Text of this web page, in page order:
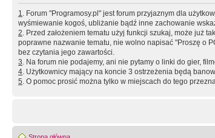
1. Forum "Programosy.pl" jest forum przyjaznym dla
wyśmiewanie kogoś, ubliżanie bądź inne zachowanie
2. Przed założeniem tematu użyj funkcji szukaj, może już
poprawne nazwanie tematu, nie wolno napisać "Proszę o
bez czytania jego zawartości.
3. Na forum nie podajemy, ani nie pytamy o linki do gier,
4. Użytkownicy mający na koncie 3 ostrzeżenia będą
5. O pomoc prosić można tylko w miejscach do tego